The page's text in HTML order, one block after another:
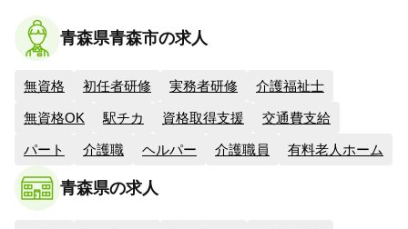
青森県青森市の求人
無資格 初任者研修 実務者研修 介護福祉士
無資格OK 駅チカ 資格取得支援 交通費支給
パート 介護職 ヘルパー 介護職員 有料老人ホーム
青森県の求人